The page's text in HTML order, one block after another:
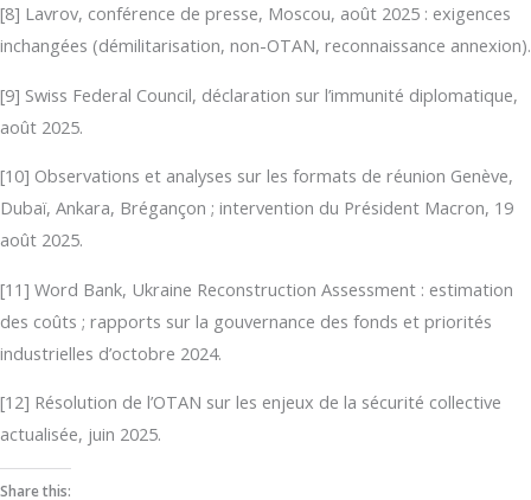
[8] Lavrov, conférence de presse, Moscou, août 2025 : exigences
inchangées (démilitarisation, non-OTAN, reconnaissance annexion).
[9] Swiss Federal Council, déclaration sur l’immunité diplomatique,
août 2025.
[10] Observations et analyses sur les formats de réunion Genève,
Dubaï, Ankara, Brégançon ; intervention du Président Macron, 19
août 2025.
[11] Word Bank, Ukraine Reconstruction Assessment : estimation
des coûts ; rapports sur la gouvernance des fonds et priorités
industrielles d’octobre 2024.
[12] Résolution de l’OTAN sur les enjeux de la sécurité collective
actualisée, juin 2025.
Share this: